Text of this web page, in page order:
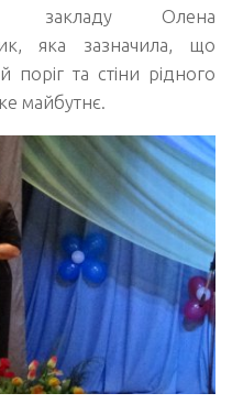
закладу Олена
яка зазначила, що
поріг та стіни рідного
майбутнє.